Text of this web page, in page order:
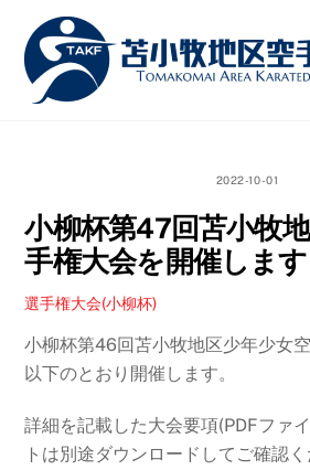
content
2022-10-01
小柳杯第47回苫小牧
手権大会を開催します
選手権大会(小柳杯)
小柳杯第46回苫小牧地区少年少女
以下のとおり開催します。
詳細を記載した大会要項(PDFファ
トは別途ダウンロードしてご確認く